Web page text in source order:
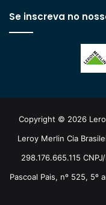
Se inscreva no
Copyright © 2026
Leroy Merlin Cia
298.176.665.115
Pascoal Pais, nº 525, 5º